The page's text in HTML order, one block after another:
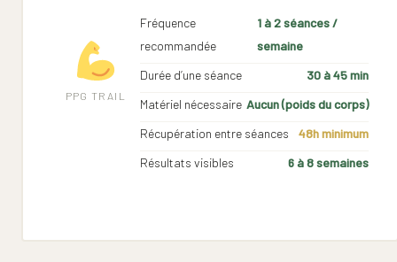
PPG TRAIL
Fréquence
recommandée
1 à 2 séances /
semaine
Durée d’une séance
30 à 45 min
Matériel nécessaire Aucun (poids du corps)
Récupération entre séances
48h minimum
Résultats visibles
6 à 8 semaines